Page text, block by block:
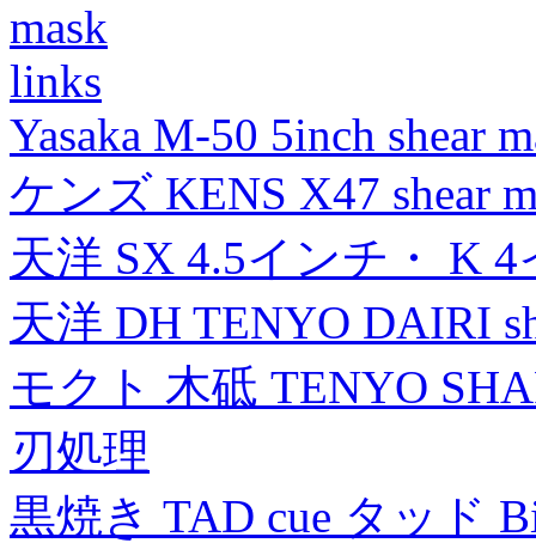
mask
links
Yasaka M-50 5inch shear
ケンズ KENS X47 shear
天洋 SX 4.5インチ・ K
天洋 DH TENYO DAIRI
モクト 木砥 TENYO
刃処理
黒焼き TAD cue タッド